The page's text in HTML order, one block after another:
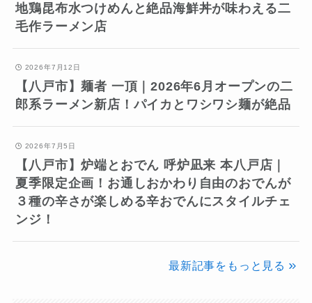
地鶏昆布水つけめんと絶品海鮮丼が味わえる二
毛作ラーメン店
2026年7月12日
【八戸市】麺者 一頂｜2026年6月オープンの二
郎系ラーメン新店！パイカとワシワシ麺が絶品
2026年7月5日
【八戸市】炉端とおでん 呼炉凪来 本八戸店｜
夏季限定企画！お通しおかわり自由のおでんが
３種の辛さが楽しめる辛おでんにスタイルチェ
ンジ！
最新記事をもっと見る